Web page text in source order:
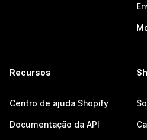
Recursos
Centro de ajuda Shopify
Documentação da API